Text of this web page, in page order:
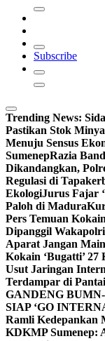
Subscribe
Trending News:
Pastikan Stok
Menuju Sensus
SumenepRazia
Dikandangkan,
Regulasi di
EkologiJurus Fajar
Paloh di Madura
Pers Temuan
Dipanggil Wakapolri
Aparat Jangan
Kokain ‘Bugatti’
Usut Jaringan
Terdampar di
GANDENG
SIAP ‘GO
Ramli Kedepankan
KDKMP Sumenep: